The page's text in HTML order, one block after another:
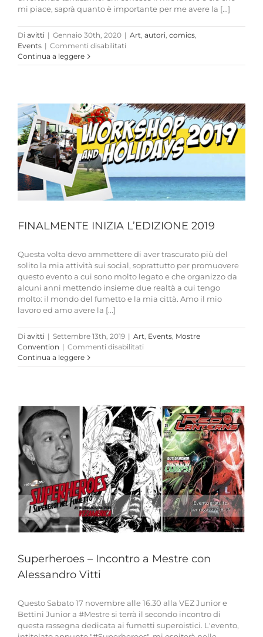
mi piace, saprà quanto è importante per me avere la [...]
Di avitti | Gennaio 30th, 2020 | Art, autori, comics,
Events | Commenti disabilitati
vedrete
TASKMASTER!!!
Continua a leggere
FINALMENTE INIZIA L’EDIZIONE 2019
Questa volta devo ammettere di aver trascurato più del
solito la mia attività sui social, soprattutto per promuovere
questo evento a cui sono molto legato e che organizzo da
alcuni anni mettendo insieme due realtà a cui tengo
molto: il mondo del fumetto e la mia città. Amo il mio
lavoro ed amo avere la [...]
Di avitti | Settembre 13th, 2019 | Art, Events, Mostre
Convention | Commenti disabilitati
INIZIA
Continua a leggere
Superheroes – Incontro a Mestre con
Alessandro Vitti
Questo Sabato 17 novembre alle 16.30 alla VEZ Junior e
Bettini Junior a #Mestre si terrà il secondo incontro di
questa rassegna dedicata ai fumetti superoistici. L'evento,